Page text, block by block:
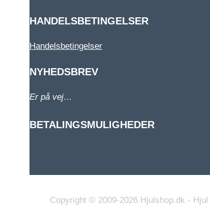
HANDELSBETINGELSER
Handelsbetingelser
NYHEDSBREV
Er på vej…
BETALINGSMULIGHEDER
Copyright © 2009-2026 Hjulshop.dk -